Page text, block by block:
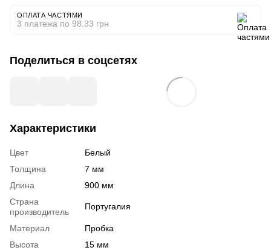
ОПЛАТА ЧАСТЯМИ
3 платежа по 98.33 грн
Поделиться в соцсетях
Характеристики
Цвет
Белый
Толщина
7 мм
Длина
900 мм
Страна
производитель
Португалия
Материал
Пробка
Высота
15 мм